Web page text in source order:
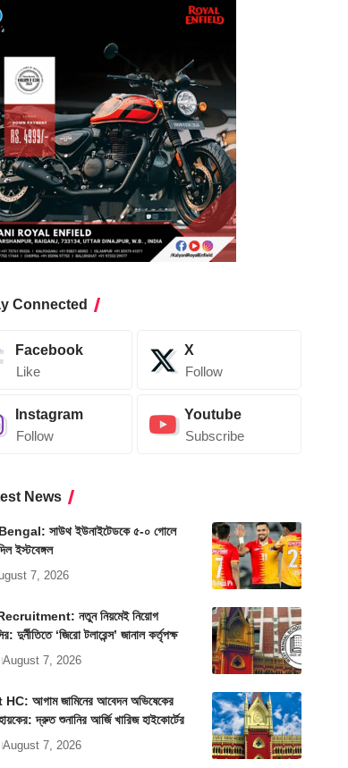
Connected
Facebook
Like
X
Follow
Instagram
Follow
Youtube
Subscribe
News
সাউথ ইউনাইটেডকে ৫-০ গোলে
ইস্টবেঙ্গল
7, 2026
নতুন নিয়মেই নিয়োগ
দুর্নীতিতে ‘জিরো টলারেন্স’ জানাল কর্তৃপক্ষ
August 7, 2026
আগাম জামিনের আবেদন অভিষেকের
দ্রুত শুনানির আর্জি খারিজ হাইকোর্টের
August 7, 2026